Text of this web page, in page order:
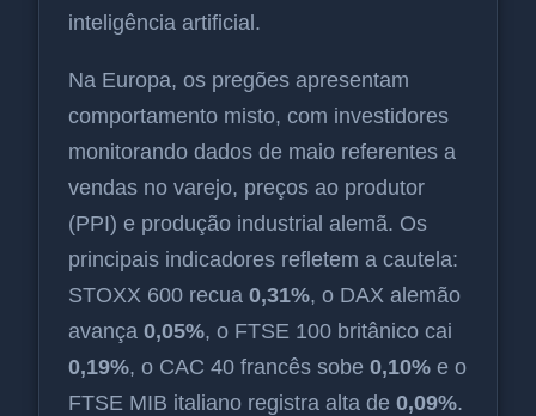
inteligência artificial.
Na Europa, os pregões apresentam
comportamento misto, com investidores
monitorando dados de maio referentes a
vendas no varejo, preços ao produtor
(PPI) e produção industrial alemã. Os
principais indicadores refletem a cautela:
STOXX 600 recua 0,31%, o DAX alemão
avança 0,05%, o FTSE 100 britânico cai
0,19%, o CAC 40 francês sobe 0,10% e o
FTSE MIB italiano registra alta de 0,09%.